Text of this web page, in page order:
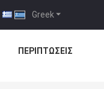
Greek
ΠΕΡΙΠΤΏΣΕΙΣ